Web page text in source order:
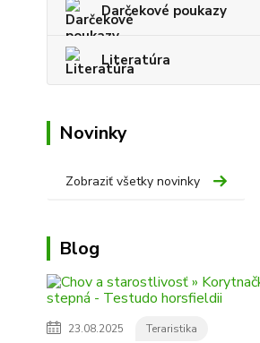
Darčekové poukazy
Literatúra
Novinky
Zobraziť všetky novinky
Blog
23.08.2025 Teraristika